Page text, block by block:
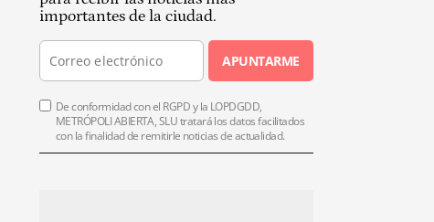
importantes de la ciudad.
APUNTARME
De conformidad con el RGPD y la LOPDGDD,
METRÓPOLI ABIERTA, SLU tratará los datos facilitados
con la finalidad de remitirle noticias de actualidad.